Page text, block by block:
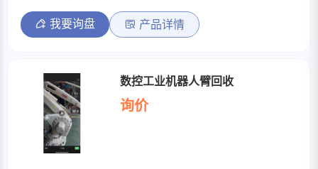
我要询盘 产品详情
数控工业机器人臂回收
询价